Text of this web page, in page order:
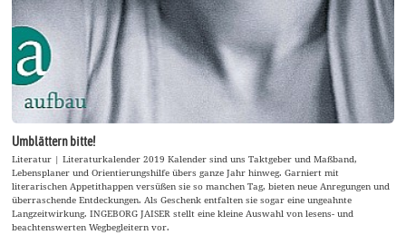
Umblättern bitte!
Literatur | Literaturkalender 2019 Kalender sind uns Taktgeber und Maßband,
Lebensplaner und Orientierungshilfe übers ganze Jahr hinweg. Garniert mit
literarischen Appetithappen versüßen sie so manchen Tag, bieten neue Anregungen und
überraschende Entdeckungen. Als Geschenk entfalten sie sogar eine ungeahnte
Langzeitwirkung. INGEBORG JAISER stellt eine kleine Auswahl von lesens- und
beachtenswerten Wegbegleitern vor.